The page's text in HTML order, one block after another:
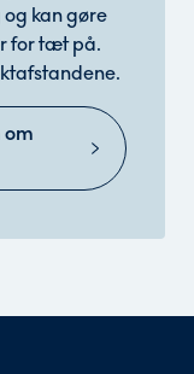
kan gøre
for tæt på.
om